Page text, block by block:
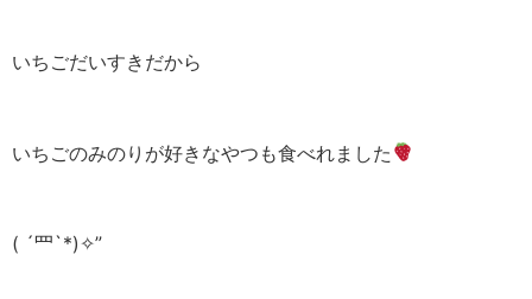
いちごだいすきだから
いちごのみのりが好きなやつも食べれました
( ´罒`*)✧”